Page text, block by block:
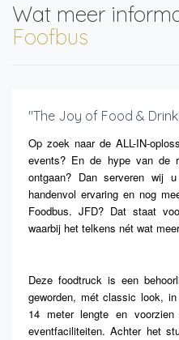
Wat meer
Foofbus
"The Joy of Food &
Op zoek naar de ALL-IN-
events? En de hype van de
ontgaan? Dan serveren wij
handenvol ervaring en nog
Foodbus. JFD? Dat staat
waarbij het telkens nét wat
Deze foodtruck is een
geworden, mét classic look,
14 meter lengte en
eventfaciliteiten. Achter het